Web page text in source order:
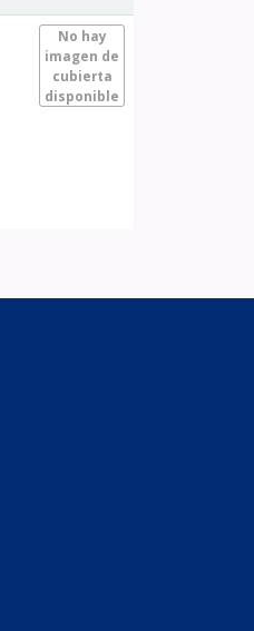
No hay
imagen de
cubierta
disponible